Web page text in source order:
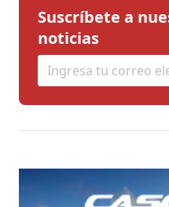
Suscríbete a
noticias